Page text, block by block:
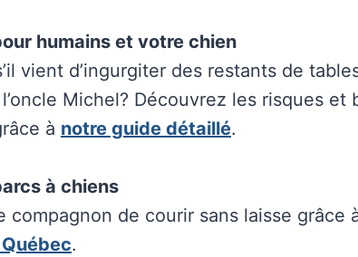
humains et votre chien
vient d’ingurgiter des restants de
Michel? Découvrez les risques et
à notre guide détaillé.
à chiens
compagnon de courir sans laisse grâce
.